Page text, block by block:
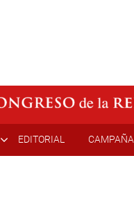
EDITORIAL